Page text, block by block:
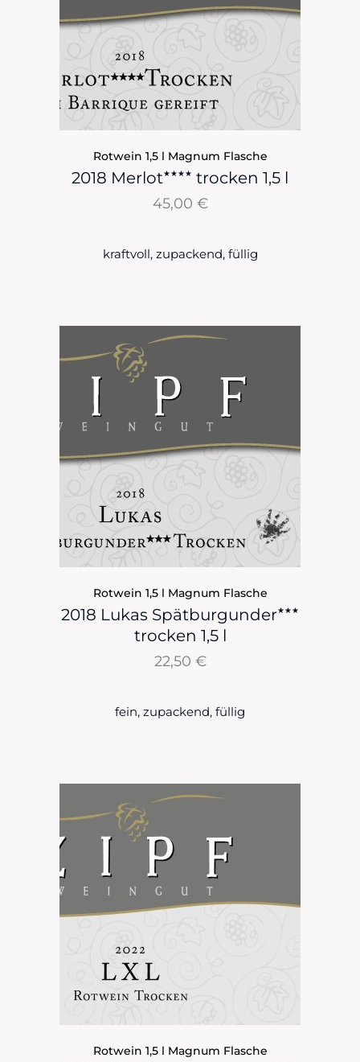
Rotwein 1,5 l Magnum Flasche
2018 Merlot★★★★ trocken 1,5 l
45,00 €
kraftvoll, zupackend, füllig
Rotwein 1,5 l Magnum Flasche
2018 Lukas Spätburgunder★★★
trocken 1,5 l
22,50 €
fein, zupackend, füllig
Rotwein 1,5 l Magnum Flasche